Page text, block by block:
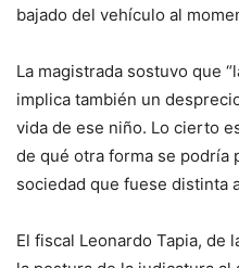
bajado del vehículo al
La magistrada sostuvo que
implica también un
vida de ese niño. Lo cierto
de qué otra forma se podría
sociedad que fuese distinta
El fiscal Leonardo Tapia, de